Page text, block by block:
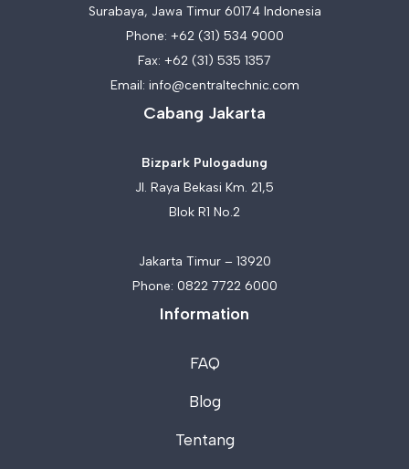
Surabaya, Jawa Timur 60174 Indonesia
Phone: +62 (31) 534 9000
Fax: +62 (31) 535 1357
Email: info@centraltechnic.com
Cabang Jakarta
Bizpark Pulogadung
Jl. Raya Bekasi Km. 21,5
Blok R1 No.2
Jakarta Timur – 13920
Phone: 0822 7722 6000
Information
FAQ
Blog
Tentang